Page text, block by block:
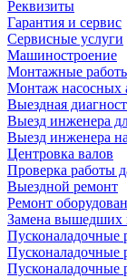
Реквизиты
Гарантия и сервис
Сервисные услуги
Машиностроение
Монтажные
Монтаж насосных
Выездная
Выезд инженера
Выезд инженера
Центровка валов
Проверка работы
Выездной ремонт
Ремонт
Замена вышедших
Пусконаладочные
Пусконаладочные
Пусконаладочные